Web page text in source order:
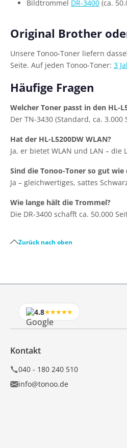
Bildtrommel DR-3400 (ca.
Original Brother
Unsere Tonoo-Toner liefern
Seite. Auf jeden Tonoo-Toner: 3
Häufige Fragen
Welcher Toner passt in den HL-
Der TN-3430 (Standard, ca.
Hat der HL-L5200DW WLAN?
Ja, er bietet WLAN und LAN – die
Sind die Tonoo-Toner so gut wie
Ja – gleichwertiges, sattes
Wie lange hält die Trommel?
Die DR-3400 schafft ca. 50.000
Zurück nach oben
4.8★★★★★
Kontakt
040 - 180 240 510
info@tonoo.de